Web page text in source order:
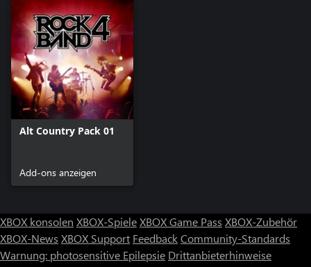
Alt Country Pack 01
Add-ons anzeigen
XBOX konsolen XBOX-SpieleXBOX Game Pass XBOX-Zubehör
XBOX-News XBOX Support FeedbackCommunity-Standards
Warnung: photosensitive Epilepsie Drittanbieterhinweise